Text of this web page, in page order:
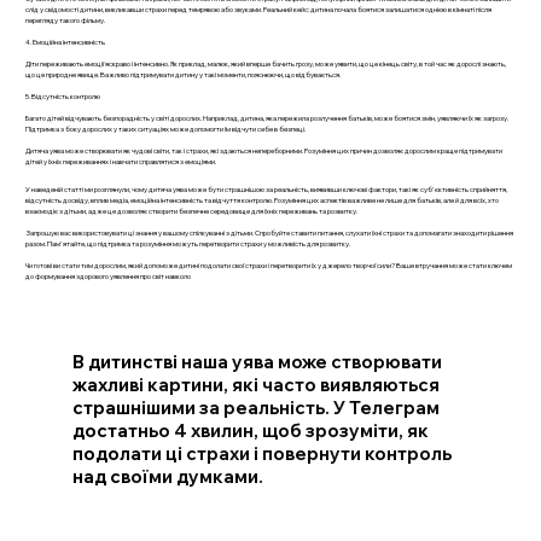
слід у свідомості дитини, викликавши страхи перед темрявою або звуками. Реальний кейс: дитина почала боятися залишатися однією в кімнаті після
перегляду такого фільму.
4. Емоційна інтенсивність
Діти переживають емоції яскраво і інтенсивно. Як приклад, малюк, який вперше бачить грозу, може уявити, що це кінець світу, в той час як дорослі знають,
що це природне явище. Важливо підтримувати дитину у такі моменти, пояснюючи, що відбувається.
5. Відсутність контролю
Багато дітей відчувають безпорадність у світі дорослих. Наприклад, дитина, яка пережила розлучення батьків, може боятися змін, уявляючи їх як загрозу.
Підтримка з боку дорослих у таких ситуаціях може допомогти їм відчути себе в безпеці.
Дитяча уява може створювати як чудові світи, так і страхи, які здаються непереборними. Розуміння цих причин дозволяє дорослим краще підтримувати
дітей у їхніх переживаннях і навчати справлятися з емоціями.
У наведеній статті ми розглянули, чому дитяча уява може бути страшнішою за реальність, виявивши ключові фактори, такі як суб'єктивність сприйняття,
відсутність досвіду, вплив медіа, емоційна інтенсивність та відчуття контролю. Розуміння цих аспектів важливе не лише для батьків, але й для всіх, хто
взаємодіє з дітьми, адже це дозволяє створити безпечне середовище для їхніх переживань та розвитку.
Запрошую вас використовувати ці знання у вашому спілкуванні з дітьми. Спробуйте ставити питання, слухати їхні страхи та допомагати знаходити рішення
разом. Пам'ятайте, що підтримка та розуміння можуть перетворити страхи у можливість для розвитку.
Чи готові ви стати тим дорослим, який допоможе дитині подолати свої страхи і перетворити їх у джерело творчої сили? Ваше втручання може стати ключем
до формування здорового уявлення про світ навколо
В дитинстві наша уява може створювати
жахливі картини, які часто виявляються
страшнішими за реальність. У Телеграм
достатньо 4 хвилин, щоб зрозуміти, як
подолати ці страхи і повернути контроль
над своїми думками.